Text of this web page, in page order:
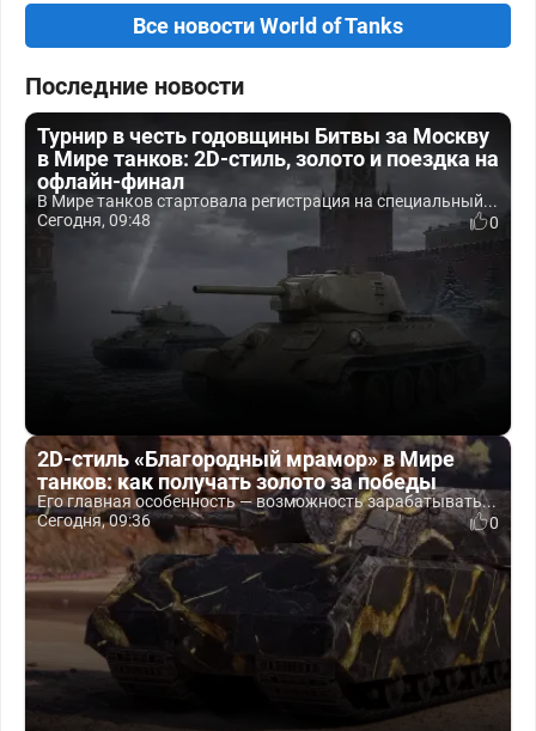
Все новости World of Tanks
Последние новости
Турнир в честь годовщины Битвы за Москву
в Мире танков: 2D-стиль, золото и поездка на
офлайн-финал
В Мире танков стартовала регистрация на специальный...
Сегодня, 09:48
0
2D-стиль «Благородный мрамор» в Мире
танков: как получать золото за победы
Его главная особенность — возможность зарабатывать...
Сегодня, 09:36
0